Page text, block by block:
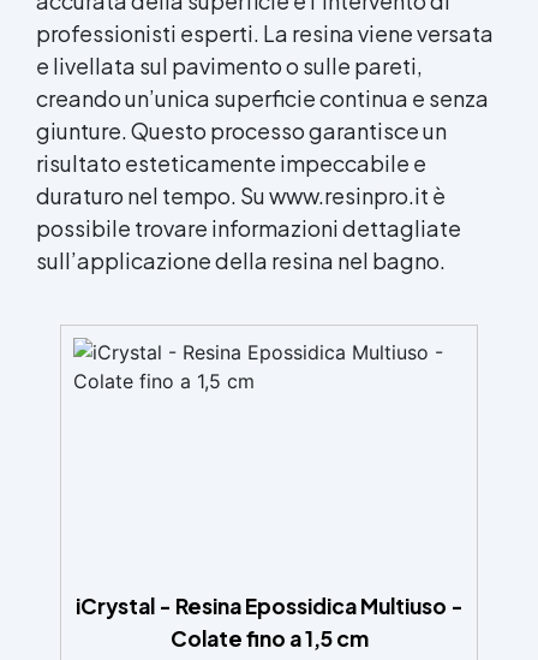
professionisti esperti. La resina viene versata
e livellata sul pavimento o sulle pareti,
creando un’unica superficie continua e senza
giunture. Questo processo garantisce un
risultato esteticamente impeccabile e
duraturo nel tempo. Su www.resinpro.it è
possibile trovare informazioni dettagliate
sull’applicazione della resina nel bagno.
iCrystal - Resina Epossidica Multiuso -
Colate fino a 1,5 cm